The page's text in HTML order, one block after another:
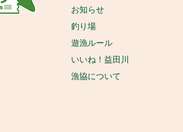
お知らせ
釣り場
遊漁ルール
いいね！益田川
​漁協について